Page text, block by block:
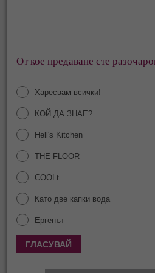
От кое предаване сте
Харесвам всички!
КОЙ ДА ЗНАЕ?
Hell's Kitchen
THE FLOOR
COOLt
Като две капки вода
Ергенът